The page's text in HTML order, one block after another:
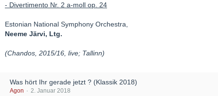
- Divertimento Nr. 2 a-moll op. 24
Estonian National Symphony Orchestra,
Neeme Järvi, Ltg.
(Chandos, 2015/16, live; Tallinn)
Was hört Ihr gerade jetzt ? (Klassik 2018)
Agon 2. Januar 2018